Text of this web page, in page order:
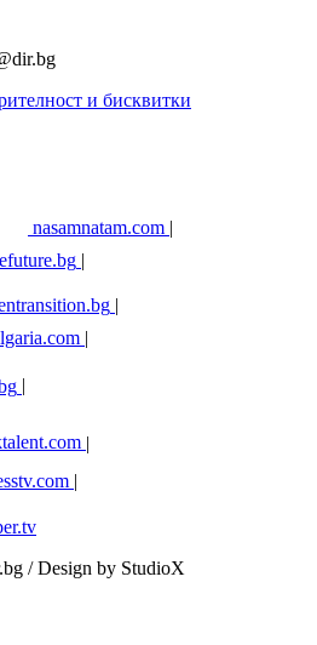
и бисквитки
nasamnatam.com |
|
|
|
|
|
/ Design by StudioX